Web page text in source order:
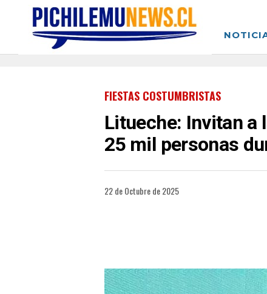
FIESTAS COSTUMBRISTAS
Litueche: Invitan a
25 mil personas
22 de Octubre de 2025